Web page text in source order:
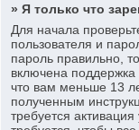
» Я только что
Для начала
пользователя и
пароль правильно,
включена поддержка
что вам меньше 13
полученным
требуется